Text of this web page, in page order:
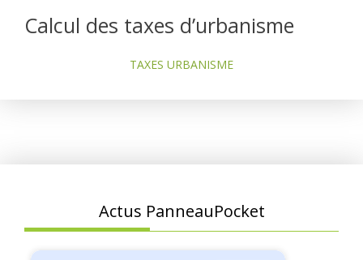
Calcul des taxes d’urbanisme
TAXES URBANISME
Actus PanneauPocket